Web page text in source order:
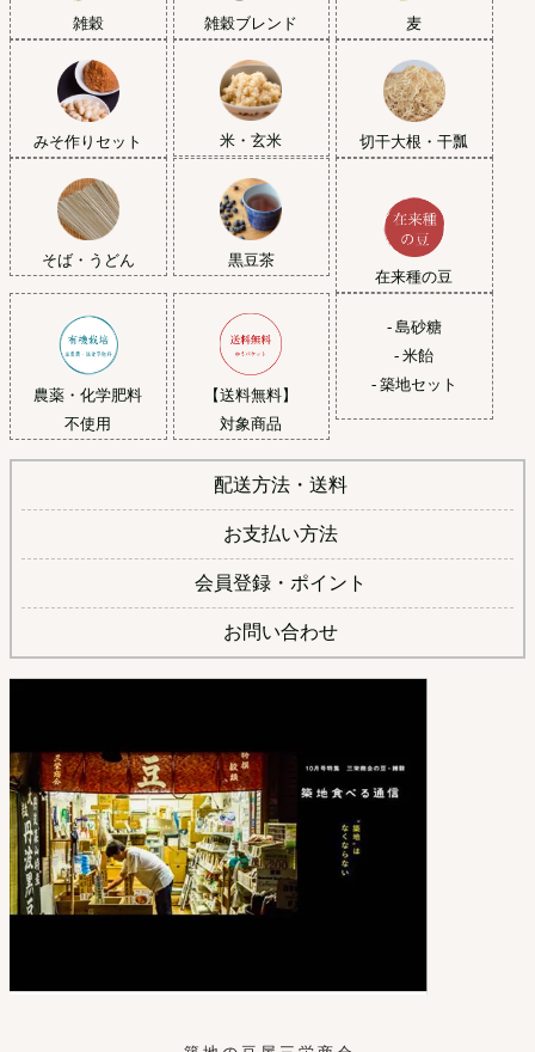
雑穀 雑穀ブレンド 麦
みそ作りセット 米・玄米 切干大根・干瓢
そば・うどん
黒豆茶
在来種の豆
農薬・化学肥料
不使用
【送料無料】
対象商品
- 島砂糖
- 米飴
- 築地セット
配送方法・送料
お支払い方法
会員登録・ポイント
お問い合わせ